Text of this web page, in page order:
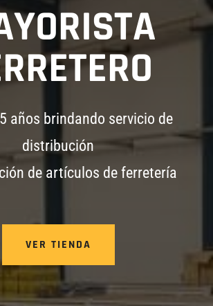
años brindando servicio de
distribución
de artículos de ferretería
VER TIENDA